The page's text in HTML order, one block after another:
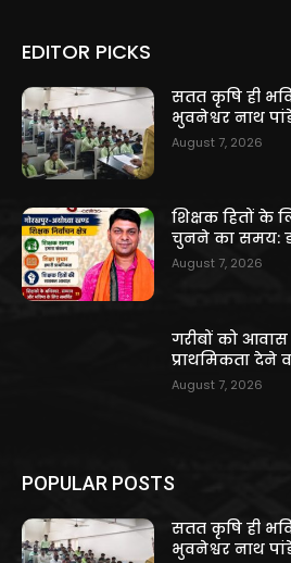
EDITOR PICKS
सतत कृषि ही
भुवनेश्वर नाथ
August 7, 2026
शिक्षक हितों के
चुनने का समय:
August 7, 2026
गरीबों को आवास
प्राथमिकता देने
August 7, 2026
POPULAR POSTS
सतत कृषि ही
भुवनेश्वर नाथ